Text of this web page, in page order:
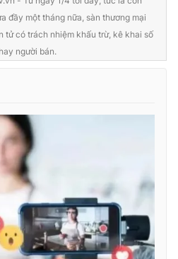
đầy một tháng nữa, sàn thương mại
tử có trách nhiệm khấu trừ, kê khai số
người bán.